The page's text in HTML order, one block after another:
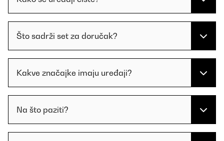
Što sadrži set za doručak?
Kakve značajke imaju uređaji?
Na što paziti?